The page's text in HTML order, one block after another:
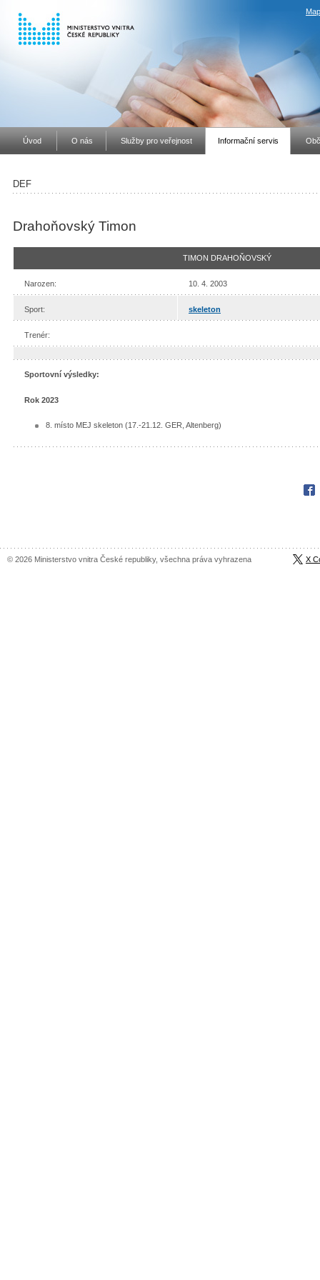
Úvod O nás Služby pro veřejnost Informační servis
DEF
Drahoňovský Timon
TIMON DRAHOŇOVSKÝ
Narozen: 10. 4. 2003
Sport: skeleton
Trenér:
Sportovní výsledky:
Rok 2023
8. místo MEJ skeleton (17.-21.12. GER, Altenberg)
© 2026 Ministerstvo vnitra České republiky, všechna práva vyhrazena X